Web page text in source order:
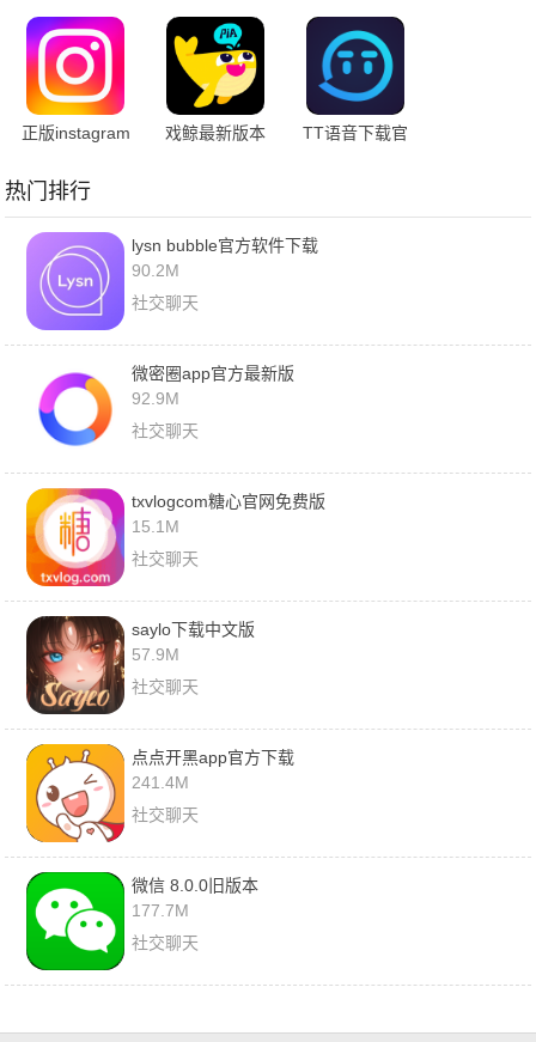
本
官网免费版
正版instagram
戏鲸最新版本
TT语音下载官
热门排行
lysn bubble官方软件下载
90.2M
社交聊天
微密圈app官方最新版
92.9M
社交聊天
txvlogcom糖心官网免费版
15.1M
社交聊天
saylo下载中文版
57.9M
社交聊天
点点开黑app官方下载
241.4M
社交聊天
微信 8.0.0旧版本
177.7M
社交聊天